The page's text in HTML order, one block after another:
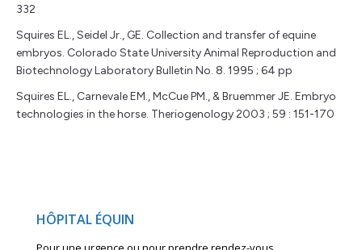
332
Squires EL., Seidel Jr., GE. Collection and transfer of equine
embryos. Colorado State University Animal Reproduction and
Biotechnology Laboratory Bulletin No. 8. 1995 ; 64 pp
Squires EL., Carnevale EM., McCue PM., & Bruemmer JE. Embryo
technologies in the horse. Theriogenology 2003 ; 59 : 151-170
HÔPITAL ÉQUIN